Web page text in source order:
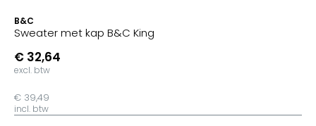
B&C
Sweater met kap B&C King
€ 32,64
excl. btw
€ 39,49
incl. btw